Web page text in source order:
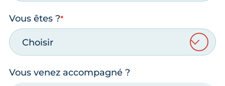
Vous êtes ?
Choisir
Vous venez accompagné ?